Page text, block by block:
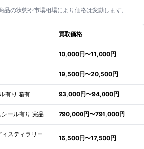
品の状態や市場相場により価格は変動します。
買取価格
10,000円〜11,000円
19,500円〜20,500円
有り 箱有 93,000円〜94,000円
ール有り 完品 790,000円〜791,000円
ィスティラリー
16,500円〜17,500円